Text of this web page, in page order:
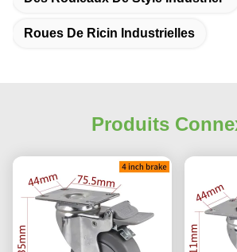
Roues De Ricin Industrielles
Produits